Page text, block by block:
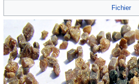
Fichier